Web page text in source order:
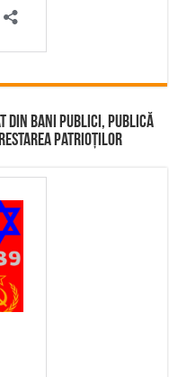
bani publici, publică
patrioților